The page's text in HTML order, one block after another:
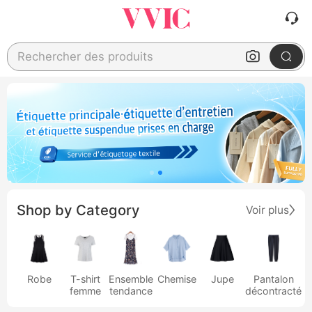
Rechercher des produits
Shop by Category Voir plus
Robe
T-shirt
femme
Ensemble
tendance
Chemise Jupe
Pantalon
décontracté